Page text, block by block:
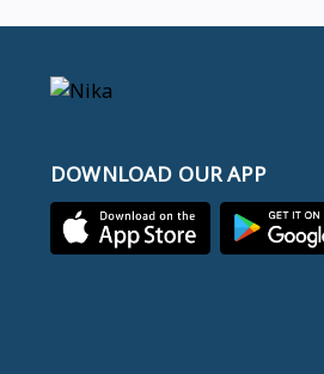
DOWNLOAD OUR APP